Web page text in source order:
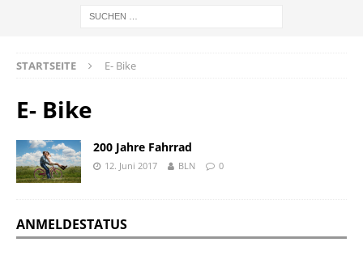
STARTSEITE E- Bike
E- Bike
200 Jahre Fahrrad
12. Juni 2017 BLN 0
ANMELDESTATUS